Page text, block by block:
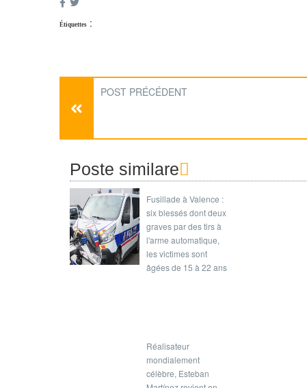
Étiquettes :
POST PRÉCÉDENT
Poste similare
Fusillade à Valence :
six blessés dont deux
graves par des tirs à
l'arme automatique,
les victimes sont
âgées de 15 à 22 ans
Réalisateur
mondialement
célèbre, Esteban